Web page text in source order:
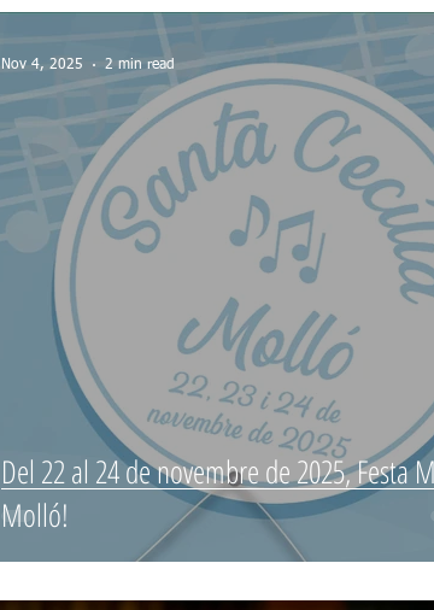
Del 22 al 24 de novembre de 2025, Festa
Molló!
Nov 4, 2025 2 min read